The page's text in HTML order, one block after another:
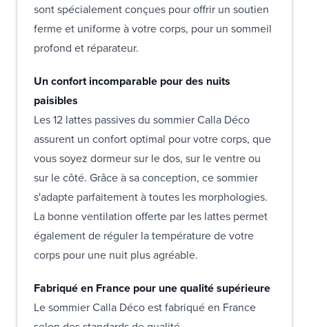
sont spécialement conçues pour offrir un soutien
ferme et uniforme à votre corps, pour un sommeil
profond et réparateur.
Un confort incomparable pour des nuits
paisibles
Les 12 lattes passives du sommier Calla Déco
assurent un confort optimal pour votre corps, que
vous soyez dormeur sur le dos, sur le ventre ou
sur le côté. Grâce à sa conception, ce sommier
s'adapte parfaitement à toutes les morphologies.
La bonne ventilation offerte par les lattes permet
également de réguler la température de votre
corps pour une nuit plus agréable.
Fabriqué en France pour une qualité supérieure
Le sommier Calla Déco est fabriqué en France